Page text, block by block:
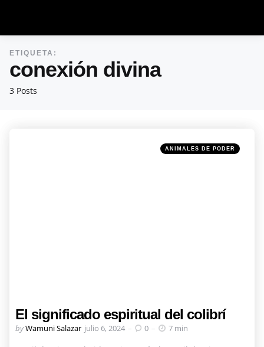
3 Posts
ETIQUETA:
conexión divina
Categories
Posted
in
ANIMALES DE PODER
El significado espiritual del colibrí
Posted
byWamuni Salazar julio 6, 2024 0 7 min